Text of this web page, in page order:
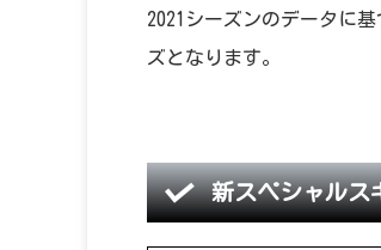
2021シーズンのデータに
ズとなります。
新スペシャルス